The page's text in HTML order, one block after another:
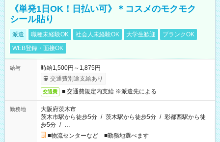
《単発1日OK！日払い可》＊コスメのモクモク
シール貼り
派遣 職種未経験OK 社会人未経験OK 大学生歓迎
ブランクOK
WEB登録・面接OK
給与
時給1,500円～1,875円
交通費別途支給あり
交通費 ■ 交通費規定内支給 ※派遣先による
勤務地
大阪府茨木市
茨木市駅から徒歩5分 / 茨木駅から徒歩5分 / 彩都西駅から徒
歩5分 / …
■物流センターなど ■勤務地選べます